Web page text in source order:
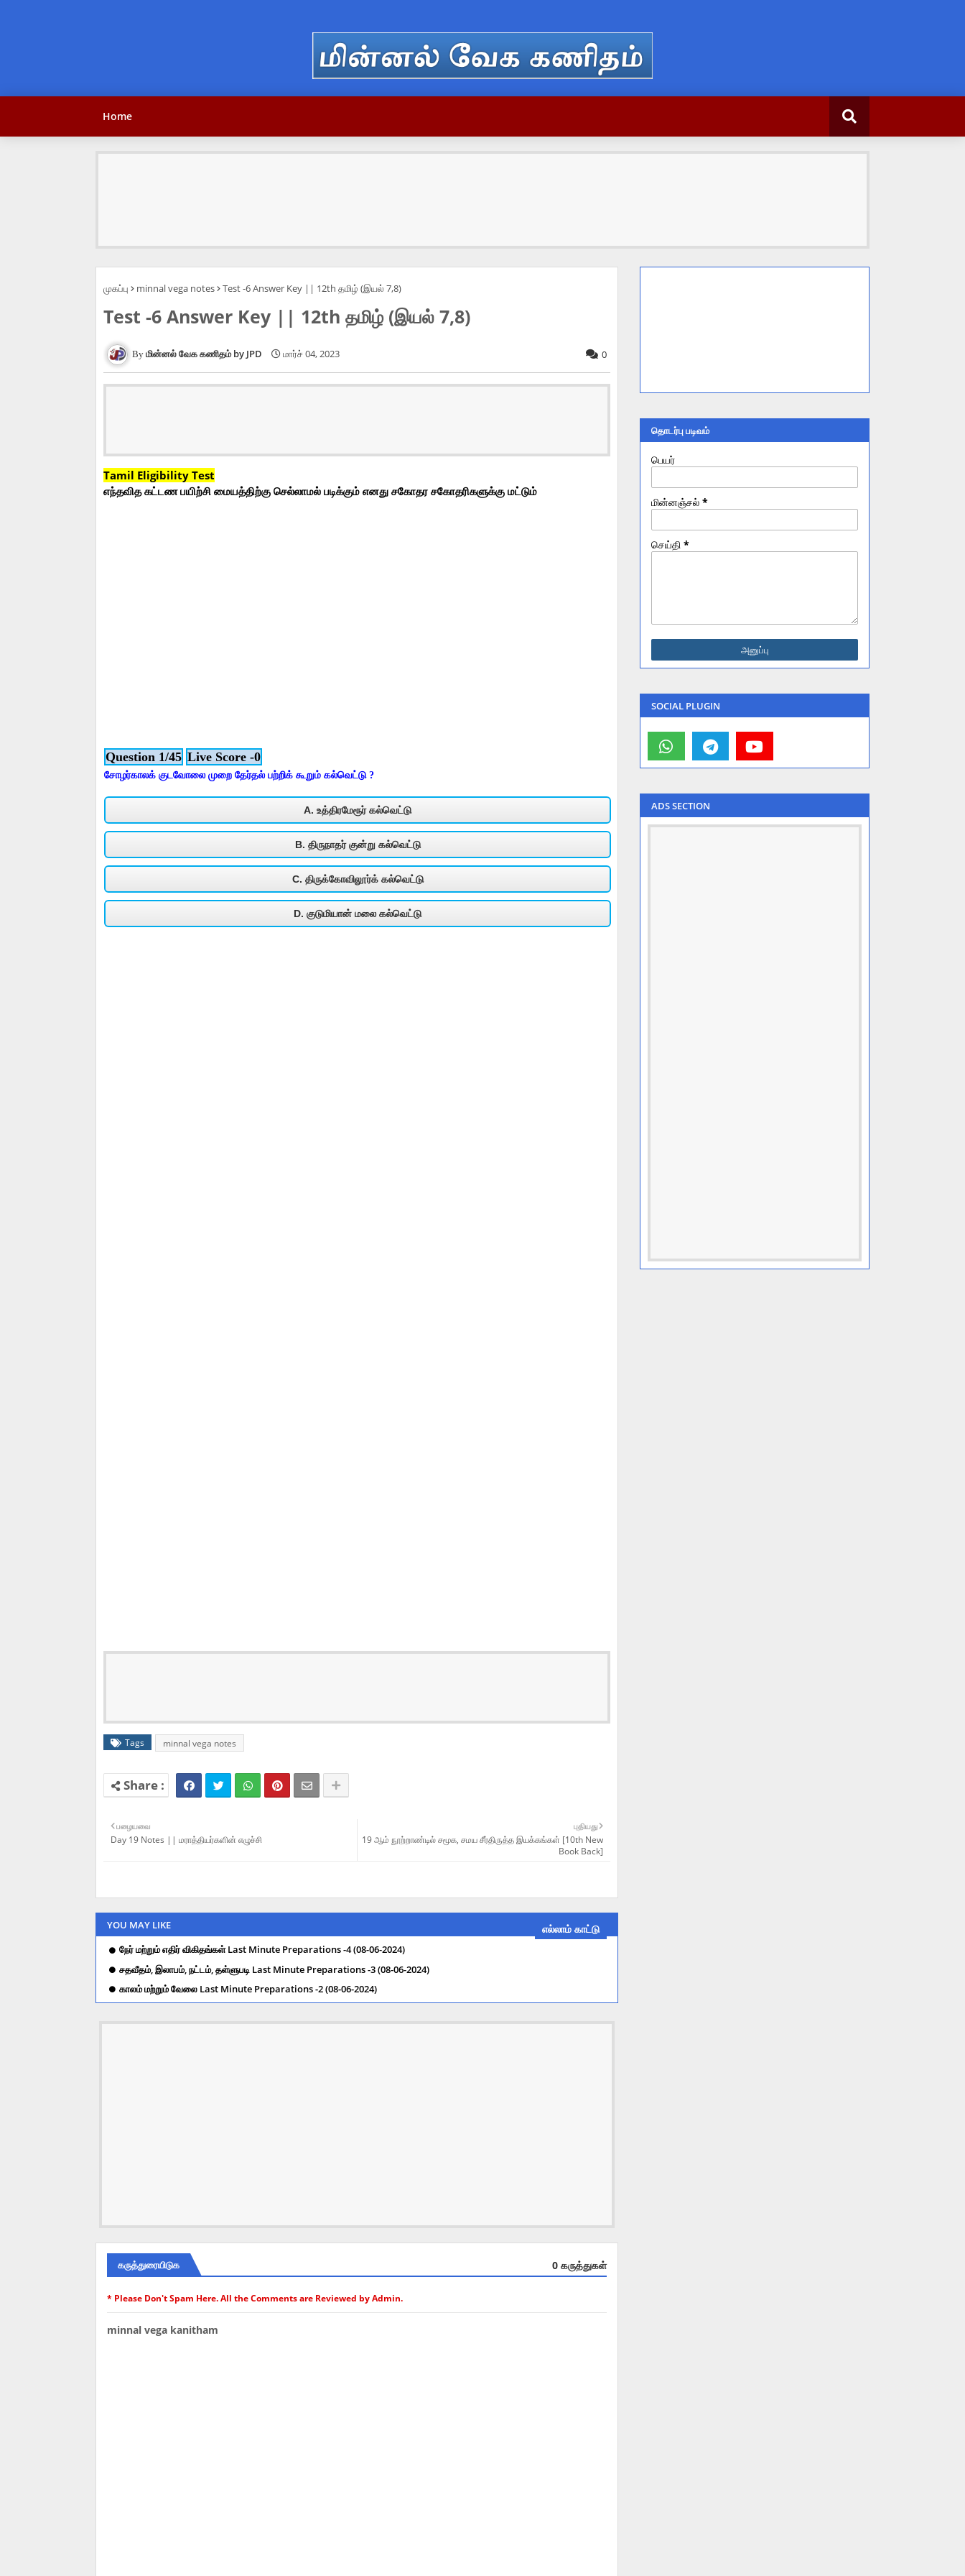
Home
முகப்பு minnal vega notes Test -6 Answer Key || 12th தமிழ் (இயல் 7,8)
Test -6 Answer Key || 12th தமிழ் (இயல் 7,8)
மின்னல் வேக கணிதம் by JPD மார்ச் 04, 2023 0
Tamil Eligibility Test
எந்தவித கட்டண பயிற்சி மையத்திற்கு செல்லாமல் படிக்கும் எனது சகோதர சகோதரிகளுக்கு மட்டும்
Question 1/45 Live Score -0
சோழர்காலக் குடவோலை முறை தேர்தல் பற்றிக் கூறும் கல்வெட்டு ?
A. உத்திரமேரூர் கல்வெட்டு
B. திருநாதர் குன்று கல்வெட்டு
C. திருக்கோவிலூர்க் கல்வெட்டு
D. குடுமியான் மலை கல்வெட்டு
Tags minnal vega notes
புதியது
19 ஆம் நூற்றாண்டில் சமூக, சமய சீர்திருத்த இயக்கங்கள் [10th New
Book Back]
பழையவை
Day 19 Notes || மராத்தியர்களின் எழுச்சி
YOU MAY LIKE எல்லாம் காட்டு
நேர் மற்றும் எதிர் விகிதங்கள் Last Minute Preparations -4 (08-06-2024)
சதவீதம், இலாபம், நட்டம், தள்ளுபடி Last Minute Preparations -3 (08-06-2024)
காலம் மற்றும் வேலை Last Minute Preparations -2 (08-06-2024)
கருத்துரையிடுக 0 கருத்துகள்
* Please Don't Spam Here. All the Comments are Reviewed by Admin.
minnal vega kanitham
தொடர்பு படிவம்
பெயர்
மின்னஞ்சல் *
செய்தி *
SOCIAL PLUGIN
ADS SECTION